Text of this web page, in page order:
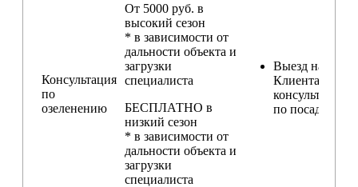
Консультация
по
озеленению
От 5000 руб. в
высокий сезон
* в зависимости от
дальности объекта и
загрузки
специалиста
БЕСПЛАТНО в
низкий сезон
* в зависимости от
дальности объекта и
загрузки
специалиста
Выезд на
Клиента для
по посадкам